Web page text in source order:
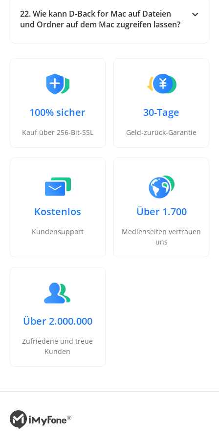
22. Wie kann D-Back for Mac auf Dateien
und Ordner auf dem Mac zugreifen lassen?
100% sicher
Kauf über 256-Bit-SSL
30-Tage
Geld-zurück-Garantie
Kostenlos
Kundensupport
Über 1.700
Medienseiten vertrauen
uns
Über 2.000.000
Zufriedene und treue
Kunden